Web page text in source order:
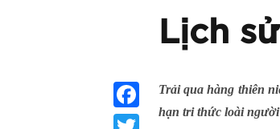
Lịch
Trải qua hàng thiên
hạn tri thức loài người
Facebook